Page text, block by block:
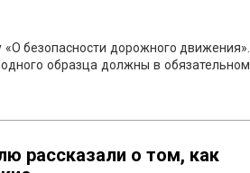
безопасности дорожного движения».
образца должны в обязательном
рассказали о том, как